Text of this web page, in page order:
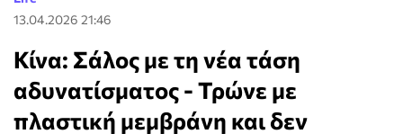
13.04.2026 21:46
Κίνα: Σάλος με τη νέα τάση
αδυνατίσματος - Τρώνε με
πλαστική μεμβράνη και δεν